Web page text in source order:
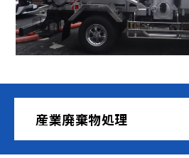
産業廃棄物処理